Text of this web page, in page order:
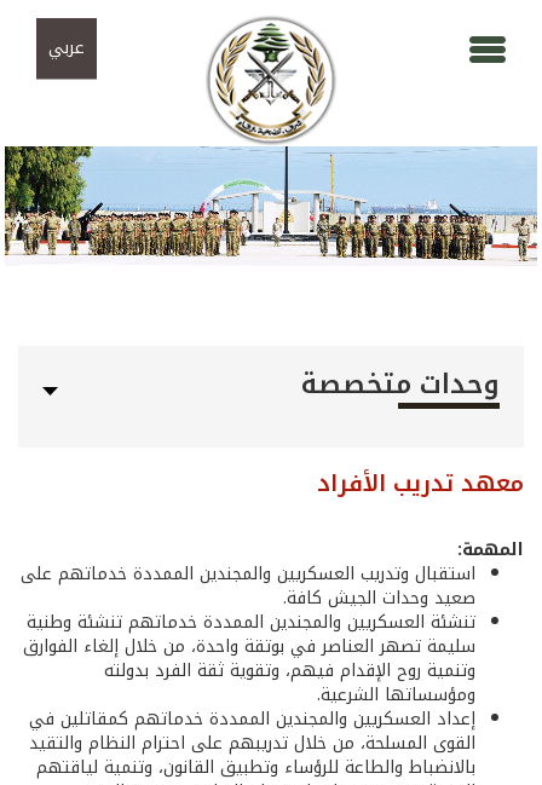
عربي
وحدات متخصصة
معهد تدريب الأفراد
المهمة:
استقبال وتدريب العسكريين والمجندين الممددة خدماتهم على
صعيد وحدات الجيش كافة.
تنشئة العسكريين والمجندين الممددة خدماتهم تنشئة وطنية
سليمة تصهر العناصر في بوتقة واحدة، من خلال إلغاء الفوارق
وتنمية روح الإقدام فيهم، وتقوية ثقة الفرد بدولته
ومؤسساتها الشرعية.
إعداد العسكريين والمجندين الممددة خدماتهم كمقاتلين في
القوى المسلحة، من خلال تدريبهم على احترام النظام والتقيد
بالانضباط والطاعة للرؤساء وتطبيق القانون، وتنمية لياقتهم